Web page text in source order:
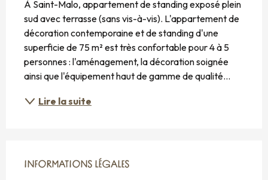
À Saint-Malo, appartement de standing exposé plein
sud avec terrasse (sans vis-à-vis). L'appartement de
décoration contemporaine et de standing d'une
superficie de 75 m² est très confortable pour 4 à 5
personnes : l'aménagement, la décoration soignée
ainsi que l'équipement haut de gamme de qualité...
Lire la suite
INFORMATIONS LÉGALES
INFORMATIONS LÉGALES